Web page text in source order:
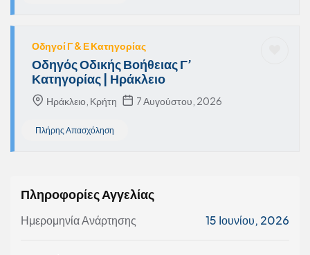
Οδηγοί Γ & Ε Κατηγορίας
Οδηγός Οδικής Βοήθειας Γ’
Κατηγορίας | Ηράκλειο
Ηράκλειο, Κρήτη 7 Αυγούστου, 2026
Πλήρης Απασχόληση
Πληροφορίες Αγγελίας
Ημερομηνία Ανάρτησης 15 Ιουνίου, 2026